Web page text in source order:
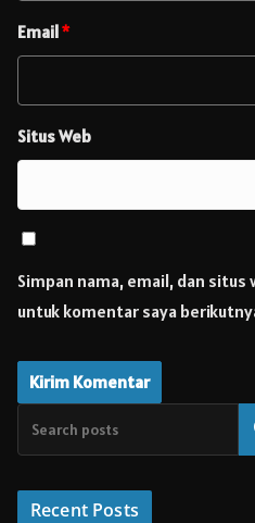
Email*
Situs Web
Simpan nama, email, dan situs
untuk komentar saya
Recent Posts